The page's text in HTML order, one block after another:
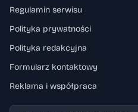
Regulamin serwisu
Polityka prywatności
Polityka redakcyjna
Formularz kontaktowy
Reklama i współpraca